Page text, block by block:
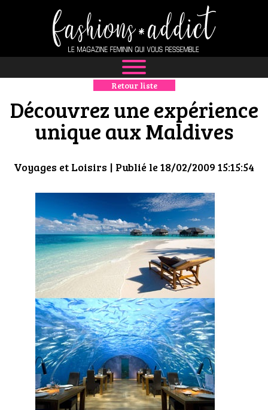
NEWS
MODE
BOUTIQUE
CULTURE
HIGH TECH
MAISON
AUTO
LIEUX TENDANCES
BEAUTÉ
Retour liste
Découvrez une expérience
unique aux Maldives
Voyages et Loisirs | Publié le 18/02/2009 15:15:54